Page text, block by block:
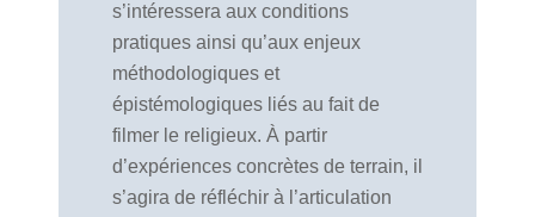
s’intéressera aux conditions
pratiques ainsi qu’aux enjeux
méthodologiques et
épistémologiques liés au fait de
filmer le religieux. À partir
d’expériences concrètes de terrain, il
s’agira de réfléchir à l’articulation